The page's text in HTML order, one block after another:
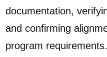
documentation,
and confirming
program